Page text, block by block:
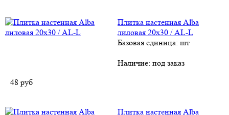
Плитка настенная Alba
лиловая 20х30 / AL-L
Базовая единица: шт
Наличие: под заказ
48 руб
Плитка настенная Alba